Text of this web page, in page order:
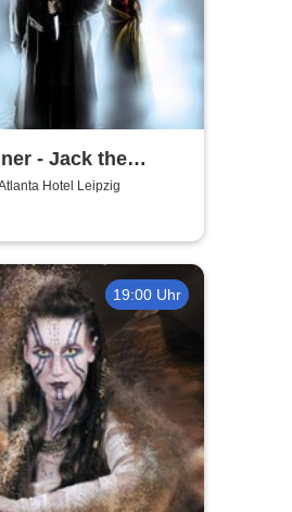
- Jack the
Hotel Leipzig
19:00 Uhr